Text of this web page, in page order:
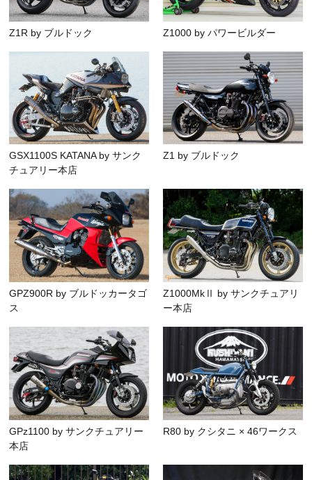
Z1R by ブルドック Z1000 by パワービルダー
GSX1100S KATANA by サンク
チュアリー本店
Z1 by ブルドック
GPZ900R by ブルドッカータゴ
ス
Z1000MkⅡ by サンクチュアリ
ー本店
GPz1100 by サンクチュアリー
本店
R80 by クシタニ × 46ワークス